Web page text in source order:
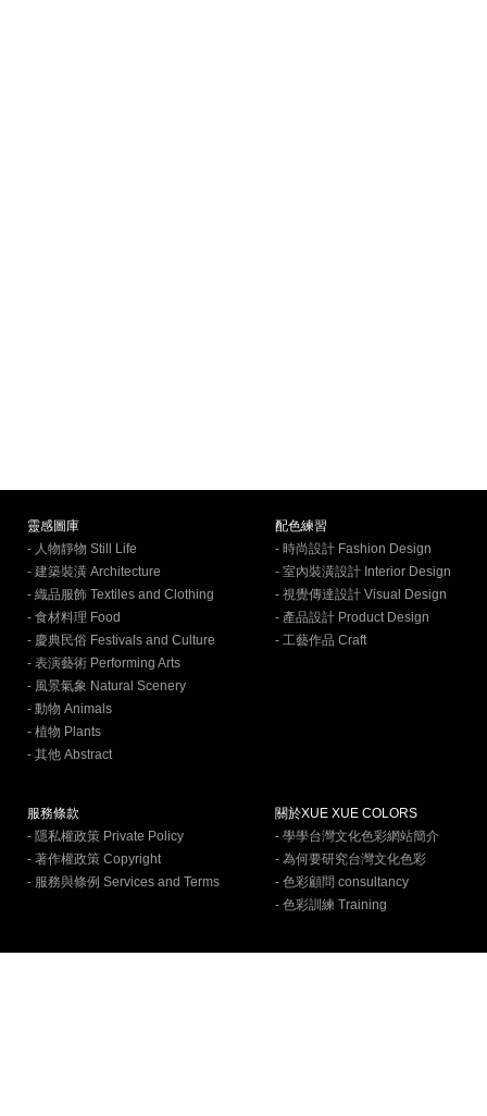
靈感圖庫
- 人物靜物 Still Life
- 建築裝潢 Architecture
- 織品服飾 Textiles and Clothing
- 食材料理 Food
- 慶典民俗 Festivals and Culture
- 表演藝術 Performing Arts
- 風景氣象 Natural Scenery
- 動物 Animals
- 植物 Plants
- 其他 Abstract
配色練習
- 時尚設計 Fashion Design
- 室內裝潢設計 Interior Design
- 視覺傳達設計 Visual Design
- 產品設計 Product Design
- 工藝作品 Craft
服務條款
- 隱私權政策 Private Policy
- 著作權政策 Copyright
- 服務與條例 Services and Terms
關於XUE XUE COLORS
- 學學台灣文化色彩網站簡介
- 為何要研究台灣文化色彩
- 色彩顧問 consultancy
- 色彩訓練 Training